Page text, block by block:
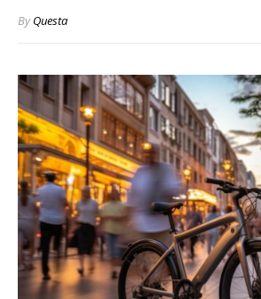
ByQuesta